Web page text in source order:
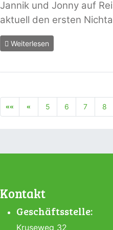
Jannik und Jonny auf
aktuell den ersten
Weiterlesen
5 6 7 8
Kontakt
Geschäftsstelle:
Kruseweg 32